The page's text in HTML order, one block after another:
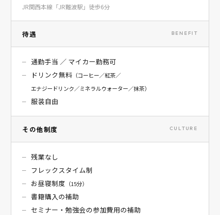
JR関西本線「JR難波駅」徒歩6分
待遇 BENEFIT
通勤手当 ／ マイカー勤務可
ドリンク無料 （コーヒー／紅茶／
エナジードリンク／ミネラルウォーター／抹茶）
服装自由
その他制度 CULTURE
残業なし
フレックスタイム制
お昼寝制度 （15分）
書籍購入の補助
セミナー・勉強会の参加費用の補助